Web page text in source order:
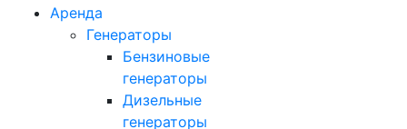
Аренда
Генераторы
Бензиновые
генераторы
Дизельные
генераторы